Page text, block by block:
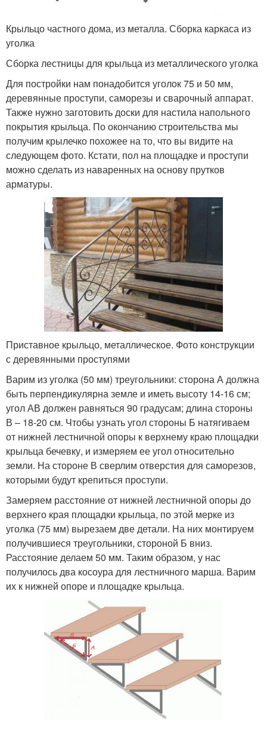
Крыльцо частного дома, из металла. Сборка каркаса из
уголка
Сборка лестницы для крыльца из металлического уголка
Для постройки нам понадобится уголок 75 и 50 мм,
деревянные проступи, саморезы и сварочный аппарат.
Также нужно заготовить доски для настила напольного
покрытия крыльца. По окончанию строительства мы
получим крылечко похожее на то, что вы видите на
следующем фото. Кстати, пол на площадке и проступи
можно сделать из наваренных на основу прутков
арматуры.
Приставное крыльцо, металлическое. Фото конструкции
с деревянными проступями
Варим из уголка (50 мм) треугольники: сторона А должна
быть перпендикулярна земле и иметь высоту 14-16 см;
угол АВ должен равняться 90 градусам; длина стороны
В – 18-20 см. Чтобы узнать угол стороны Б натягиваем
от нижней лестничной опоры к верхнему краю площадки
крыльца бечевку, и измеряем ее угол относительно
земли. На стороне В сверлим отверстия для саморезов,
которыми будут крепиться проступи.
Замеряем расстояние от нижней лестничной опоры до
верхнего края площадки крыльца, по этой мерке из
уголка (75 мм) вырезаем две детали. На них монтируем
получившиеся треугольники, стороной Б вниз.
Расстояние делаем 50 мм. Таким образом, у нас
получилось два косоура для лестничного марша. Варим
их к нижней опоре и площадке крыльца.